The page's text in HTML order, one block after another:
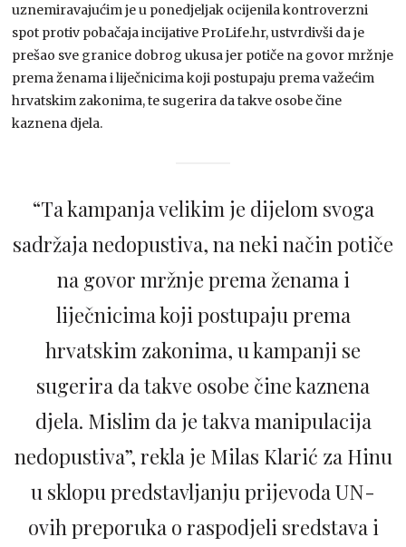
uznemiravajućim je u ponedjeljak ocijenila kontroverzni
spot protiv pobačaja incijative ProLife.hr, ustvrdivši da je
prešao sve granice dobrog ukusa jer potiče na govor mržnje
prema ženama i liječnicima koji postupaju prema važećim
hrvatskim zakonima, te sugerira da takve osobe čine
kaznena djela.
“Ta kampanja velikim je dijelom svoga
sadržaja nedopustiva, na neki način potiče
na govor mržnje prema ženama i
liječnicima koji postupaju prema
hrvatskim zakonima, u kampanji se
sugerira da takve osobe čine kaznena
djela. Mislim da je takva manipulacija
nedopustiva”, rekla je Milas Klarić za Hinu
u sklopu predstavljanju prijevoda UN-
ovih preporuka o raspodjeli sredstava i